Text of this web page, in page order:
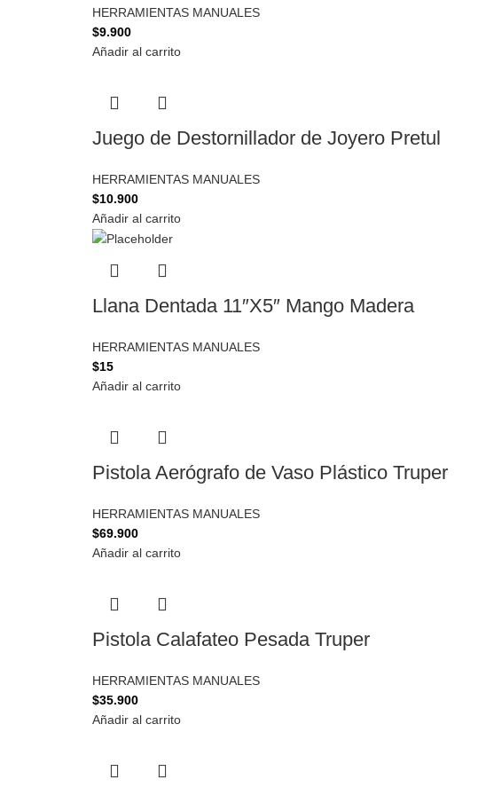
HERRAMIENTAS MANUALES
$9.900
Añadir al carrito
Juego de Destornillador de Joyero Pretul
HERRAMIENTAS MANUALES
$10.900
Añadir al carrito
Llana Dentada 11″X5″ Mango Madera
HERRAMIENTAS MANUALES
$15
Añadir al carrito
Pistola Aerógrafo de Vaso Plástico Truper
HERRAMIENTAS MANUALES
$69.900
Añadir al carrito
Pistola Calafateo Pesada Truper
HERRAMIENTAS MANUALES
$35.900
Añadir al carrito